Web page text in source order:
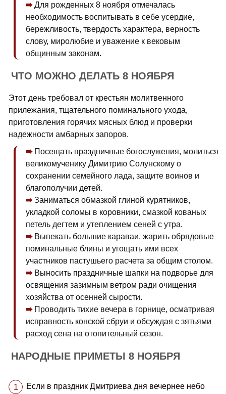
Для рожденных 8 ноября отмечалась
необходимость воспитывать в себе усердие,
бережливость, твердость характера, верность
слову, миролюбие и уважение к вековым
общинным законам.
ЧТО МОЖНО ДЕЛАТЬ 8 НОЯБРЯ
Этот день требовал от крестьян молитвенного
прилежания, тщательного поминального ухода,
приготовления горячих мясных блюд и проверки
надежности амбарных запоров.
Посещать праздничные богослужения, молиться
великомученику Димитрию Солунскому о
сохранении семейного лада, защите воинов и
благополучии детей.
Заниматься обмазкой глиной курятников,
укладкой соломы в коровники, смазкой кованых
петель дегтем и утеплением сеней с утра.
Выпекать большие караваи, жарить обрядовые
поминальные блины и угощать ими всех
участников пастушьего расчета за общим столом.
Выносить праздничные шапки на подворье для
освящения зазимным ветром ради очищения
хозяйства от осенней сырости.
Проводить тихие вечера в горнице, осматривая
исправность конской сбруи и обсуждая с зятьями
расход сена на отопительный сезон.
НАРОДНЫЕ ПРИМЕТЫ 8 НОЯБРЯ
Если в праздник Дмитриева дня вечернее небо